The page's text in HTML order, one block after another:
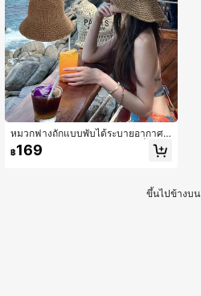
หมวกฟางถักแบบพับได้ระบายอากาศ
สำหรับผู้หญิง หมวกฟางทรงบัคเก็ตปีกก
ว้าง สไตล์วินเทจ ป้องกันแสงแดด หมว
฿169
ขึ้นไปข้างบน